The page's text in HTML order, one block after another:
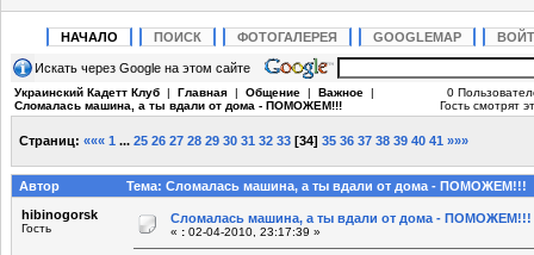
НАЧАЛО ПОИСК ФОТОГАЛЕРЕЯ GOOGLEMAP
Искать через Google на этом сайте
Украинский Кадетт Клуб | Главная | Общение | Важное |
Сломалась машина, а ты вдали от дома - ПОМОЖЕМ!!!
0
Гость смотрят
Страниц: ««« 1 ... 25 26 27 28 29 30 31 32 33 [34] 35 36 37 38 39 40 41 »»»
Автор
Тема: Сломалась машина, а ты вдали от дома - ПОМОЖЕМ!!!
hibinogorsk
Гость
Сломалась машина, а ты вдали от дома - ПОМОЖЕМ!!!
« : 02-04-2010, 23:17:39 »